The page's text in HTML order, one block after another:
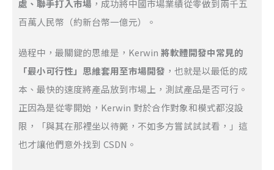
處、聯手打入市場 ，成功將中國市場業績從零做到兩千五
百萬人民幣（約新台幣一億元）。
過程中，最關鍵的思維是，Kerwin將軟體開發中常見的
「最小可行性」思維套用至市場開發 ，也就是以最低的成
本、最快的速度將產品放到市場上，測試產品是否可行。
正因為是從零開始，Kerwin 對於合作對象和模式都沒設
限，「與其在那裡坐以待斃，不如多方嘗試試試看，」這
也才讓他們意外找到 CSDN。